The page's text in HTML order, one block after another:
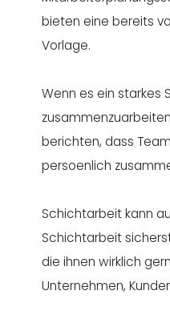
bieten eine bereits
Vorlage.
Wenn es ein starkes
berichten, dass
persoenlich
Schichtarbeit kann
Schichtarbeit
die ihnen wirklich
Unternehmen,